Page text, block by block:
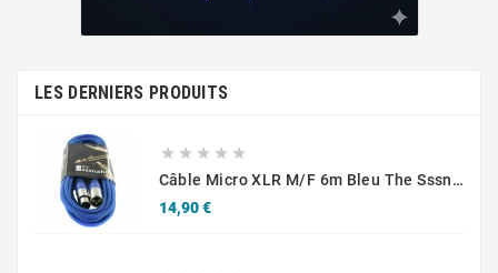
LES DERNIERS PRODUITS
    
Câble Micro XLR M/F 6m Bleu The Sssnake SM6BL
14,90 €Prix